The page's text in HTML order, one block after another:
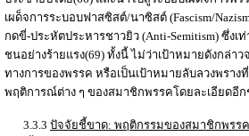
เผด็จการระบอบฟาสซิสต์/นาซิสต์ (Fascism/
กดขี่-ประหัตประหารชาวยิว (Anti-Semitism) ซึ่ง
ชนอย่างร้ายแรง(69) ทั้งนี้ ไม่ว่าเป้าหมายดังกล่าว
ทางการของพรรค หรือเป็นเป้าหมายลับลวงพราง
พฤติการณ์ต่าง ๆ ของสมาชิกพรรคโดยละเอียดอี
3.3.3 ปัจจัยชี้ขาด: พฤติกรรมของสมาชิกพรรค